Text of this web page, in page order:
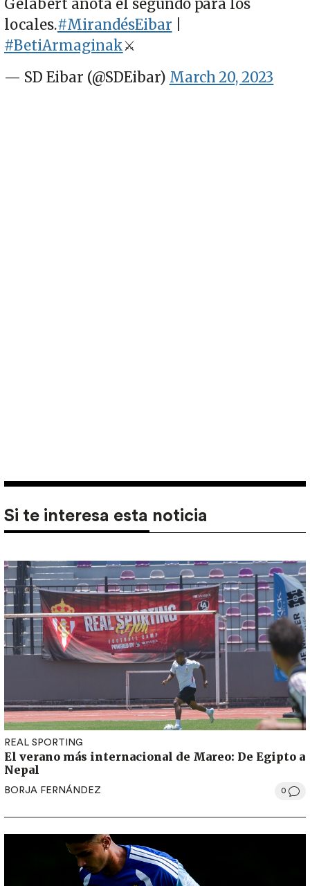
Gelabert anota el segundo para los
locales.#MirandésEibar
#BetiArmaginak⚔️
— SD Eibar (@SDEibar) March 20, 2023
Si te interesa esta noticia
REAL SPORTING
El verano más internacional de Mareo: De Egipto a
Nepal
BORJA FERNÁNDEZ 0